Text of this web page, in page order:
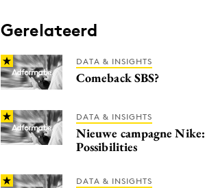
Gerelateerd
DATA & INSIGHTS
Comeback SBS?
DATA & INSIGHTS
Nieuwe campagne Nike:
Possibilities
DATA & INSIGHTS